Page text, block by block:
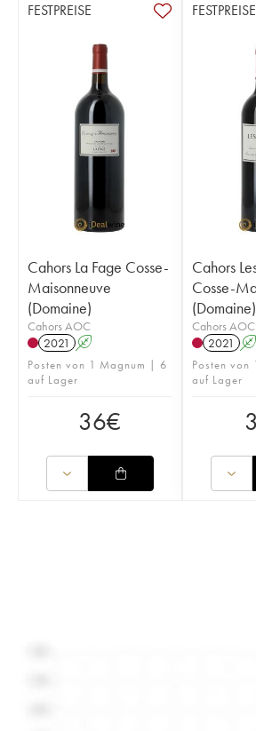
FESTPREISE
Cahors La Fage Cosse-
Maisonneuve
(Domaine)
Cahors AOC
2021
A
Posten von 1 Magnum | 6
auf Lager
36€
FESTPREISE
Cahors
Cosse-
(Domaine)
Cahors AOC
2021 A
Posten
auf Lager